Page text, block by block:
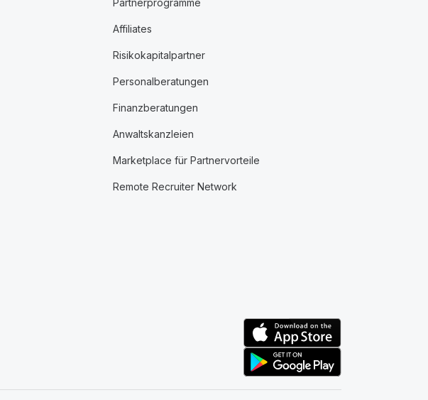
Partnerprogramme
Affiliates
Risikokapitalpartner
Personalberatungen
Finanzberatungen
Anwaltskanzleien
Marketplace für Partnervorteile
Remote Recruiter Network